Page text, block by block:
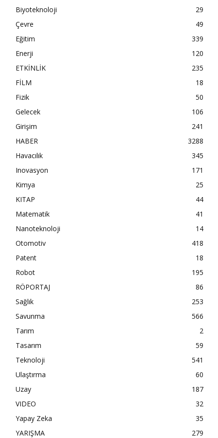
Biyoteknoloji
29
Çevre
49
Eğitim
339
Enerji
120
ETKİNLİK
235
FİLM
18
Fizik
50
Gelecek
106
Girişim
241
HABER
3288
Havacılık
345
Inovasyon
171
Kimya
25
KITAP
44
Matematik
41
Nanoteknoloji
14
Otomotiv
418
Patent
18
Robot
195
RÖPORTAJ
86
Sağlık
253
Savunma
566
Tarım
2
Tasarım
59
Teknoloji
541
Ulaştırma
60
Uzay
187
VIDEO
32
Yapay Zeka
35
YARIŞMA
279